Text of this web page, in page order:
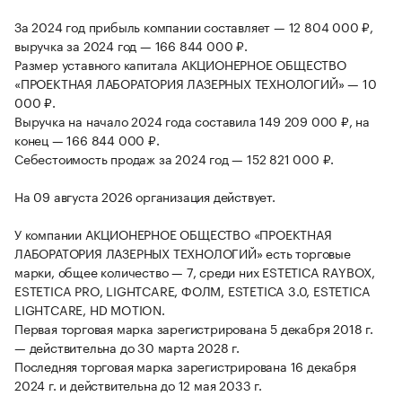
За 2024 год прибыль компании составляет — 12 804 000 ₽,
выручка за 2024 год — 166 844 000 ₽.
Размер уставного капитала АКЦИОНЕРНОЕ ОБЩЕСТВО
«ПРОЕКТНАЯ ЛАБОРАТОРИЯ ЛАЗЕРНЫХ ТЕХНОЛОГИЙ» — 10
000 ₽.
Выручка на начало 2024 года составила 149 209 000 ₽, на
конец — 166 844 000 ₽.
Себестоимость продаж за 2024 год — 152 821 000 ₽.
На 09 августа 2026 организация действует.
У компании АКЦИОНЕРНОЕ ОБЩЕСТВО «ПРОЕКТНАЯ
ЛАБОРАТОРИЯ ЛАЗЕРНЫХ ТЕХНОЛОГИЙ» есть торговые
марки, общее количество — 7, среди них ESTETICA RAYBOX,
ESTETICA PRO, LIGHTCARE, ФОЛМ, ESTETICA 3.0, ESTETICA
LIGHTCARE, HD MOTION.
Первая торговая марка зарегистрирована 5 декабря 2018 г.
— действительна до 30 марта 2028 г.
Последняя торговая марка зарегистрирована 16 декабря
2024 г. и действительна до 12 мая 2033 г.